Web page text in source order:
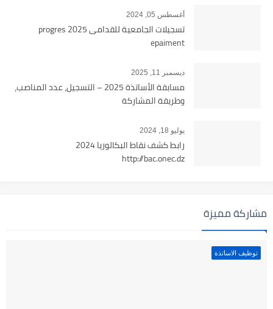
أغسطس 05, 2024
تسجيلات الجامعية للقدامى 2025 progres
epaiment
ديسمبر 11, 2025
مسابقة الأساتذة 2025 – التسجيل، عدد المناصب،
وطريقة المشاركة
يوليو 18, 2024
رابط كشف نقاط البكالوريا 2024
http://bac.onec.dz
مشاركة مميزة
توظيف الاساتذة